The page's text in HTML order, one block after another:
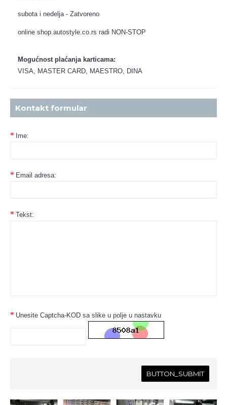
subota i nedelja - Zatvoreno
online shop.autostyle.co.rs radi NON-STOP
Mogućnost plaćanja karticama:
VISA, MASTER CARD, MAESTRO, DINA
Kontakt formular
Ime:
Email adresa:
Tekst:
Unesite Captcha-KOD sa slike u polje u nastavku